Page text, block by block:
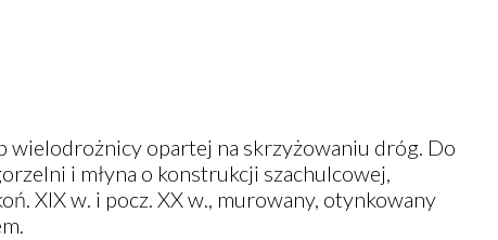
wielodrożnicy opartej na skrzyżowaniu dróg. Do
i młyna o konstrukcji szachulcowej,
XIX w. i pocz. XX w., murowany, otynkowany